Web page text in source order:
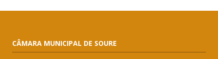
CÂMARA MUNICIPAL DE SOURE